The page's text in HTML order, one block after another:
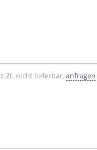
z.Zt. nicht lieferbar, anfragen